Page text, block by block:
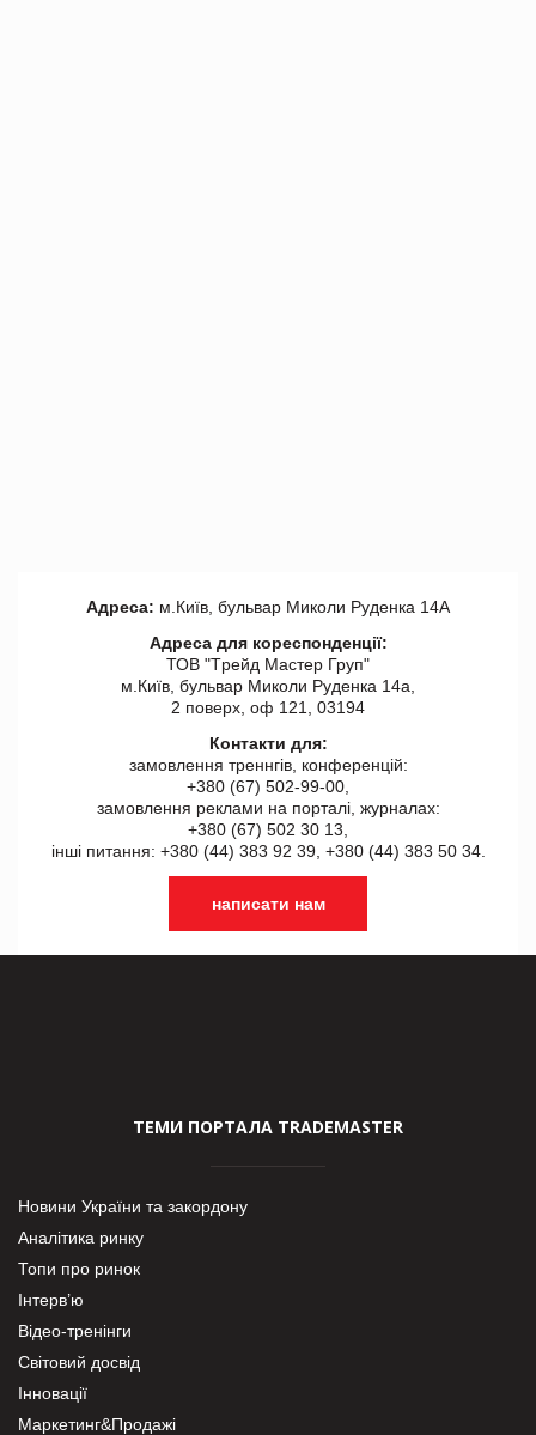
Адреса: м.Київ, бульвар Миколи Руденка 14А
Адреса для кореспонденції:
ТОВ "Tрейд Мастер Груп"
м.Київ, бульвар Миколи Руденка 14а,
2 поверх, оф 121, 03194
Контакти для:
замовлення треннгів, конференцій:
+380 (67) 502-99-00,
замовлення реклами на порталі, журналах:
+380 (67) 502 30 13,
інші питання: +380 (44) 383 92 39, +380 (44) 383 50 34.
написати нам
ТЕМИ ПОРТАЛА TRADEMASTER
Новини України та закордону
Аналітика ринку
Топи про ринок
Інтерв’ю
Відео-тренінги
Світовий досвід
Інновації
Маркетинг&Продажі